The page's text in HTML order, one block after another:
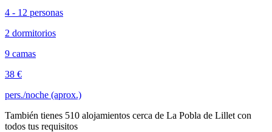
4 - 12 personas
2 dormitorios
9 camas
38 €
pers./noche (aprox.)
También tienes 510 alojamientos cerca de La Pobla de Lillet con
todos tus requisitos